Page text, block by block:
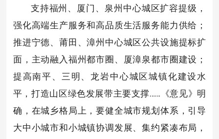
支持福州、厦门、泉州中心城区扩容提级，
强化高端生产服务和高品质生活服务能力供给；
推进宁德、莆田、漳州中心城区公共设施提标扩
面，主动融入福州都市圈、厦漳泉都市圈建设；
提高南平、三明、龙岩中心城区城镇化建设水
平，打造山区绿色发展带主要支撑……《意见》明
确，在城乡格局上，要健全城市规划体系，引导
大中小城市和小城镇协调发展、集约紧凑布局，